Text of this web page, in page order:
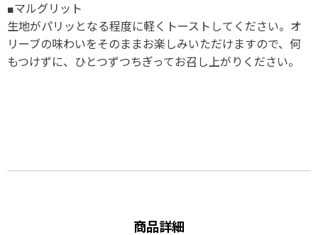
■マルグリット
生地がパリッとなる程度に軽くトーストしてください。オ
リーブの味わいをそのままお楽しみいただけますので、何
もつけずに、ひとつずつちぎってお召し上がりください。
商品詳細